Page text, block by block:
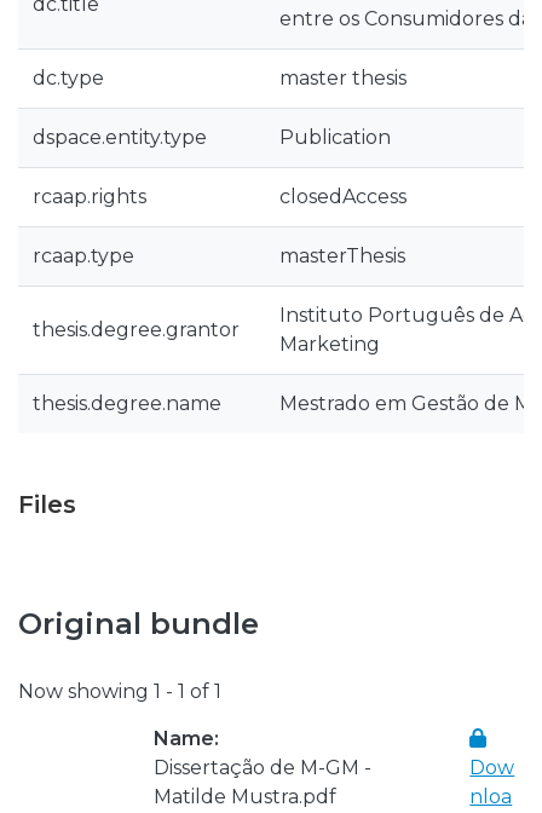
entre os Consumidores da
dc.type master thesis
dspace.entity.type Publication
rcaap.rights closedAccess
rcaap.type masterThesis
thesis.degree.grantor
Instituto Português de
Marketing
thesis.degree.name Mestrado em Gestão de
Files
Original bundle
Now showing 1 - 1 of 1
Name:
Dissertação de M-GM -
Matilde Mustra.pdf
Dow
nloa